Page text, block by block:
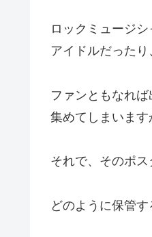
ロックミュージシ
アイドルだったり
ファンともなれ
集めてしまいます
それで、そのポス
どのように保管